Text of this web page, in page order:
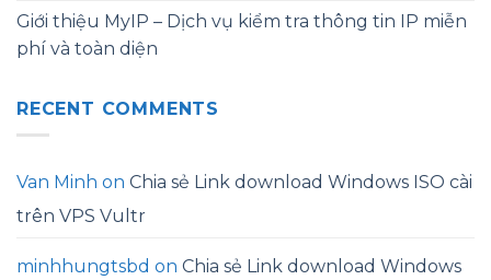
Giới thiệu MyIP – Dịch vụ kiểm tra thông tin IP miễn
phí và toàn diện
RECENT COMMENTS
Van Minh on Chia sẻ Link download Windows ISO cài
trên VPS Vultr
minhhungtsbd on Chia sẻ Link download Windows